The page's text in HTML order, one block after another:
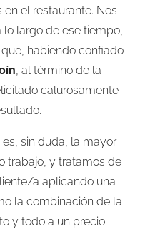
el restaurante. Nos
largo de ese tiempo,
habiendo confiado
, al término de la
calurosamente
sin duda, la mayor
trabajo, y tratamos de
a aplicando una
la combinación de la
y todo a un precio